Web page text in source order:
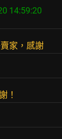
家，感謝
！